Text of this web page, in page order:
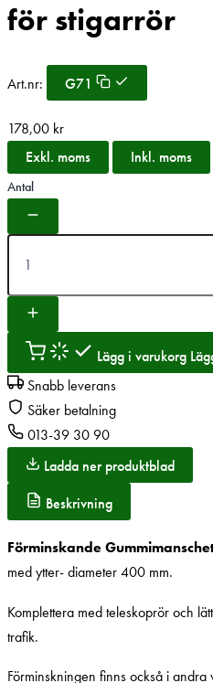
för stigarrör
Art.nr: G71
178,00 kr
Exkl. moms
Inkl. moms
Antal
Lägg i varukorg
Snabb leverans
Säker betalning
013-39 30 90
Ladda ner produktblad
Beskrivning
Förminskande
med ytter- diameter 400 mm.
Komplettera med teleskoprör och
trafik.
Förminskningen finns också i